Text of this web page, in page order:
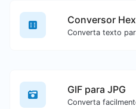
Conversor Hex
GIF para JPG